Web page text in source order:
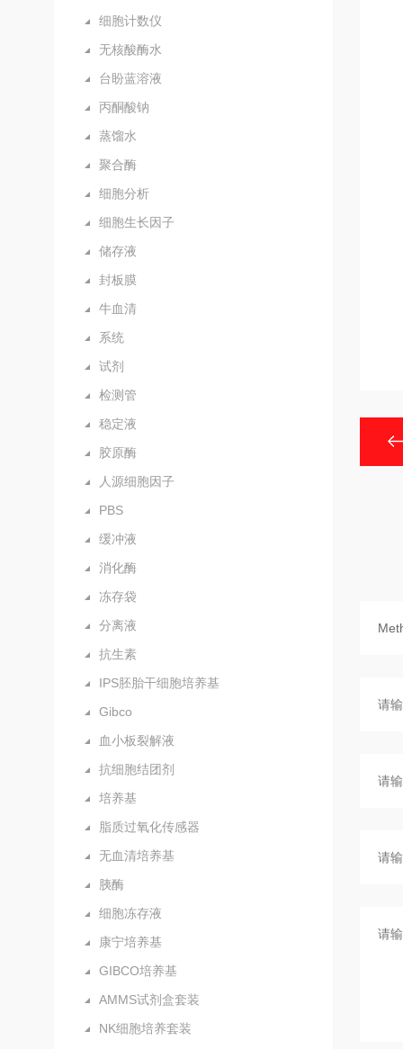
细胞计数仪
无核酸酶水
台盼蓝溶液
丙酮酸钠
蒸馏水
聚合酶
细胞分析
细胞生长因子
储存液
封板膜
牛血清
系统
试剂
检测管
稳定液
胶原酶
人源细胞因子
PBS
缓冲液
消化酶
冻存袋
分离液
抗生素
IPS胚胎干细胞培养基
Gibco
血小板裂解液
抗细胞结团剂
培养基
脂质过氧化传感器
无血清培养基
胰酶
细胞冻存液
康宁培养基
GIBCO培养基
AMMS试剂盒套装
NK细胞培养套装